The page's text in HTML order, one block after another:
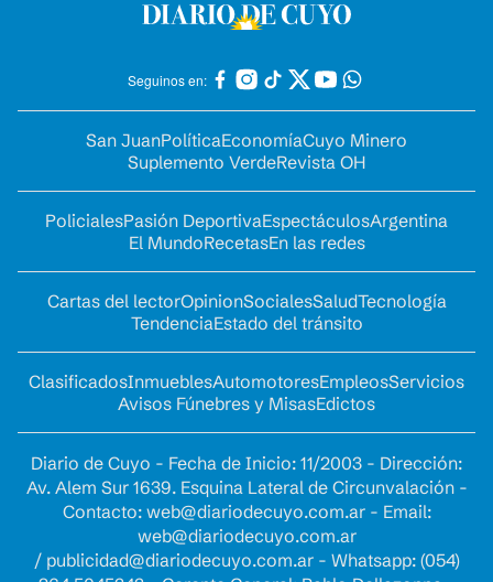
Seguinos en:
San JuanPolíticaEconomíaCuyo Minero
Suplemento VerdeRevista OH
PolicialesPasión DeportivaEspectáculosArgentina
El MundoRecetasEn las redes
Cartas del lectorOpinionSocialesSaludTecnología
TendenciaEstado del tránsito
ClasificadosInmueblesAutomotoresEmpleosServicios
Avisos Fúnebres y MisasEdictos
Diario de Cuyo - Fecha de Inicio: 11/2003 - Dirección:
Av. Alem Sur 1639. Esquina Lateral de Circunvalación -
Contacto: web@diariodecuyo.com.ar- Email:
web@diariodecuyo.com.ar
/ publicidad@diariodecuyo.com.ar- Whatsapp: (054)